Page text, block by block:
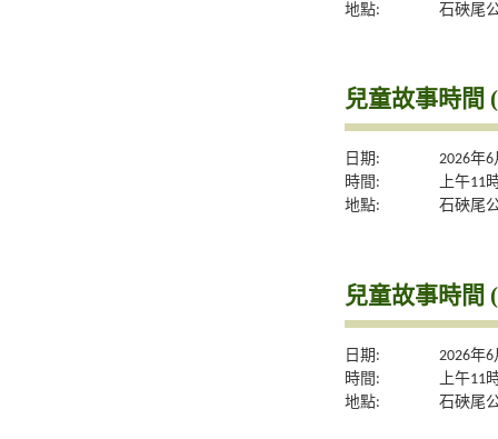
地點:
石硤尾
兒童故事時間
日期:
2026年
時間:
上午11
地點:
石硤尾
兒童故事時間
日期:
2026年
時間:
上午11
地點:
石硤尾